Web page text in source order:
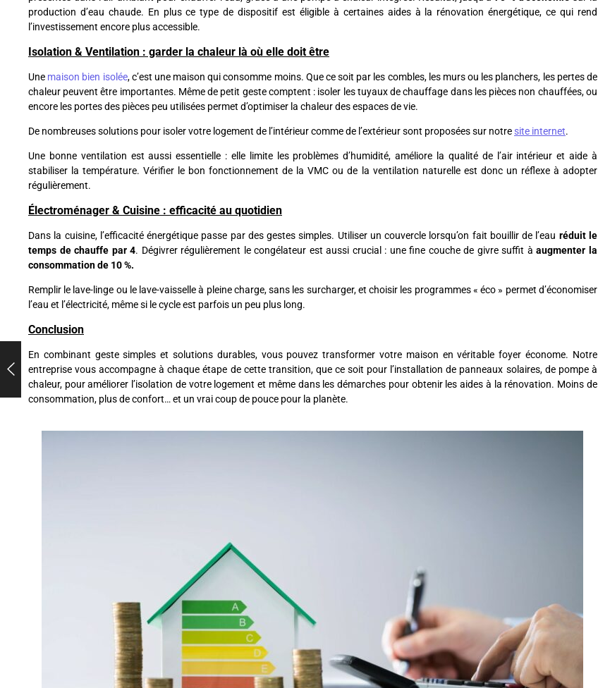
production d’eau chaude. En plus ce type de dispositif est éligible à certaines aides à la rénovation énergétique, ce qui rend
l’investissement encore plus accessible.
Isolation & Ventilation : garder la chaleur là où elle doit être
Une maison bien isolée, c’est une maison qui consomme moins. Que ce soit par les combles, les murs ou les planchers, les pertes de
chaleur peuvent être importantes. Même de petit geste comptent : isoler les tuyaux de chauffage dans les pièces non chauffées, ou
encore les portes des pièces peu utilisées permet d’optimiser la chaleur des espaces de vie.
De nombreuses solutions pour isoler votre logement de l’intérieur comme de l’extérieur sont proposées sur notre site internet.
Une bonne ventilation est aussi essentielle : elle limite les problèmes d’humidité, améliore la qualité de l’air intérieur et aide à
stabiliser la température. Vérifier le bon fonctionnement de la VMC ou de la ventilation naturelle est donc un réflexe à adopter
régulièrement.
Électroménager & Cuisine : efficacité au quotidien
Dans la cuisine, l’efficacité énergétique passe par des gestes simples. Utiliser un couvercle lorsqu’on fait bouillir de l’eau réduit le
temps de chauffe par 4. Dégivrer régulièrement le congélateur est aussi crucial : une fine couche de givre suffit àaugmenter la
consommation de 10 %.
Remplir le lave-linge ou le lave-vaisselle à pleine charge, sans les surcharger, et choisir les programmes « éco » permet d’économiser
l’eau et l’électricité, même si le cycle est parfois un peu plus long.
Conclusion
En combinant geste simples et solutions durables, vous pouvez transformer votre maison en véritable foyer économe. Notre
entreprise vous accompagne à chaque étape de cette transition, que ce soit pour l’installation de panneaux solaires, de pompe à
chaleur, pour améliorer l’isolation de votre logement et même dans les démarches pour obtenir les aides à la rénovation. Moins de
consommation, plus de confort… et un vrai coup de pouce pour la planète.